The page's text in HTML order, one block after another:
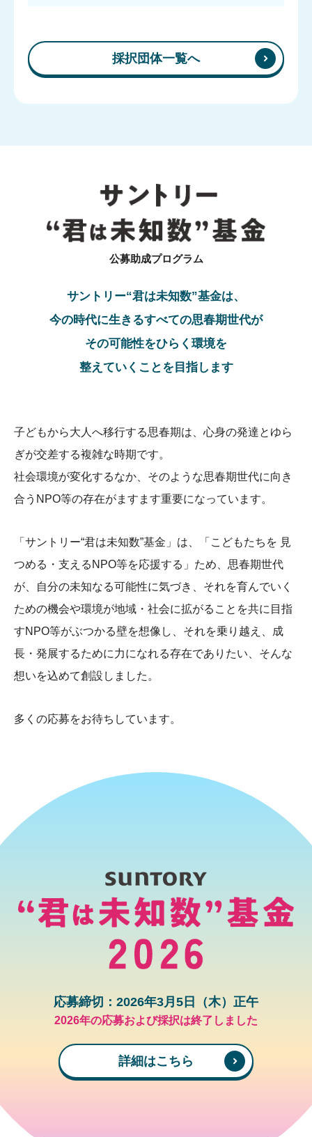
アドバイザー・ フェローの紹介
マガジン
採択団体一覧へ
公募助成プログラム
サントリー“君は未知数”基金は、
今の時代に生きるすべての思春期世代が
その可能性をひらく環境を
整えていくことを目指します
子どもから大人へ移行する思春期は、心身の発達とゆら
ぎが交差する複雑な時期です。
社会環境が変化するなか、そのような思春期世代に向き
合うNPO等の存在がますます重要になっています。
「サントリー“君は未知数”基金」は、
「こどもたちを 見
つめる・支えるNPO等を応援する」ため、 思春期世代
が、自分の未知なる可能性に気づき、それを育んでいく
ための機会や環境が地域・社会に拡がることを共に目指
すNPO等がぶつかる壁を想像し、それを乗り越え、成
長・発展するために力になれる存在でありたい、そんな
想いを込めて創設しました。
多くの応募をお待ちしています。
応募締切：2026年3月5日（木）正午
2026年の応募および採択は終了しました
詳細はこちら